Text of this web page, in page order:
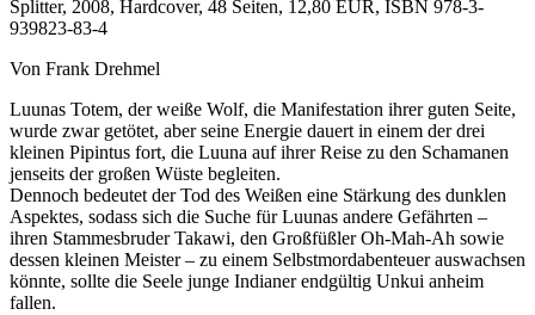
Splitter, 2008, Hardcover, 48 Seiten, 12,80 EUR, ISBN 978-3-
939823-83-4
Von Frank Drehmel
Luunas Totem, der weiße Wolf, die Manifestation ihrer guten Seite,
wurde zwar getötet, aber seine Energie dauert in einem der drei
kleinen Pipintus fort, die Luuna auf ihrer Reise zu den Schamanen
jenseits der großen Wüste begleiten.
Dennoch bedeutet der Tod des Weißen eine Stärkung des dunklen
Aspektes, sodass sich die Suche für Luunas andere Gefährten –
ihren Stammesbruder Takawi, den Großfüßler Oh-Mah-Ah sowie
dessen kleinen Meister – zu einem Selbstmordabenteuer auswachsen
könnte, sollte die Seele junge Indianer endgültig Unkui anheim
fallen.